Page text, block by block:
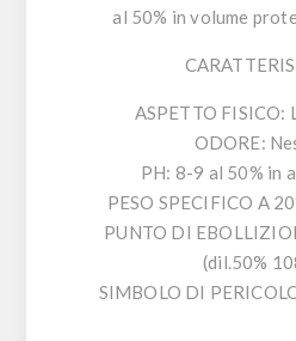
al 50% in volume
ASPETTO FISICO:
ODORE:
PH: 8-9 al 50% in
PESO SPECIFICO A
PUNTO DI
(dil.50%
SIMBOLO DI